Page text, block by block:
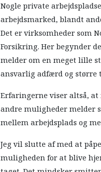
Nogle private
arbejdsmarked, blandt
Det er virksomheder som
Forsikring. Her begynder
melder om en meget lille
ansvarlig adfærd og større
Erfaringerne viser altså,
andre muligheder melder
mellem arbejdsplads og
Jeg vil slutte af med at
muligheden for at blive